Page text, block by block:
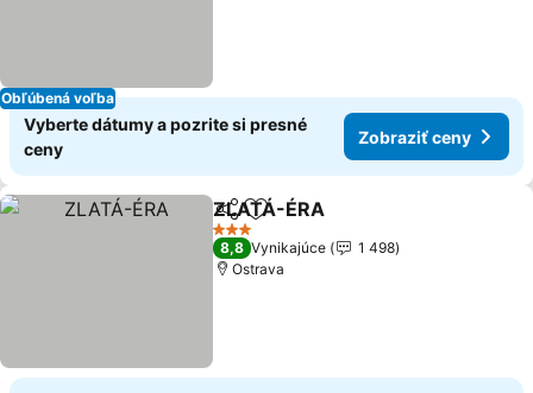
Obľúbená voľba
Vyberte dátumy a pozrite si presné
ceny
Zobraziť ceny
ZdieľaťPridať do obľúbených
ZLATÁ-ÉRA
3 Počet hviezdičiek
8,8 Vynikajúce
1 498
Ostrava